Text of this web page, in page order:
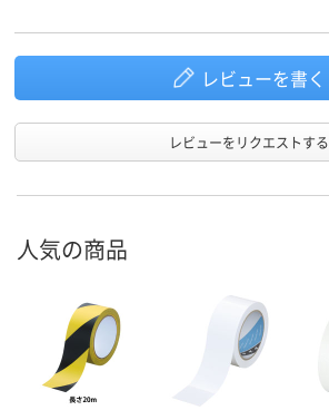
レビューを書く
レビューをリクエストする
人気の商品